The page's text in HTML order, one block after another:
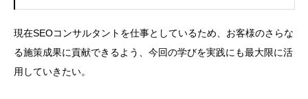
現在SEOコンサルタントを仕事としているため、お客様のさらな
る施策成果に貢献できるよう、今回の学びを実践にも最大限に活
用していきたい。